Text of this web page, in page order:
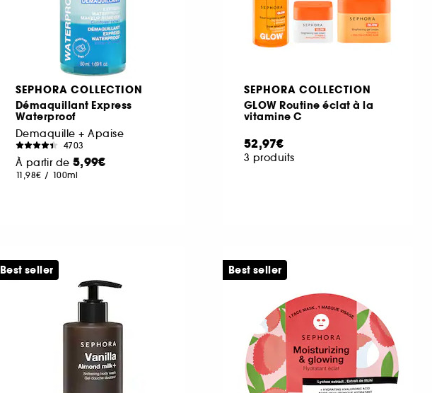
SEPHORA COLLECTION
Démaquillant Express
Waterproof
Demaquille + Apaise
4703
À partir de 5,99€
11,98€ / 100ml
SEPHORA COLLECTION
GLOW Routine éclat à la
vitamine C
52,97€
3 produits
Best seller Best seller